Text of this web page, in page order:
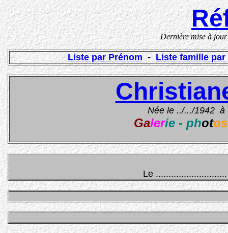
Dernière mise à
Liste par Prénom-Liste famille par
Née le ../.../1942 à
Galerie - photos
Le ............................